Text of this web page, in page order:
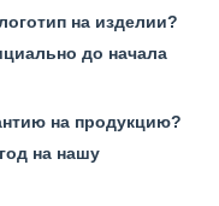
на изделии?
до начала
на продукцию?
на нашу